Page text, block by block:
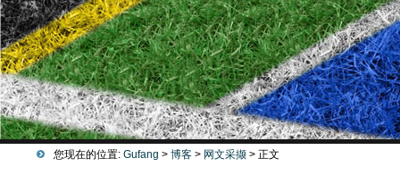
您现在的位置: Gufang > 博客 > 网文采撷 > 正文